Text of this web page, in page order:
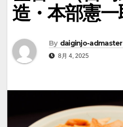
造・本部憲
By daiginjo-admaster
8月 4, 2025